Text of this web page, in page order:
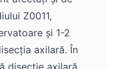
Z0011,
și 1-2
axilară. În
disecție axilară